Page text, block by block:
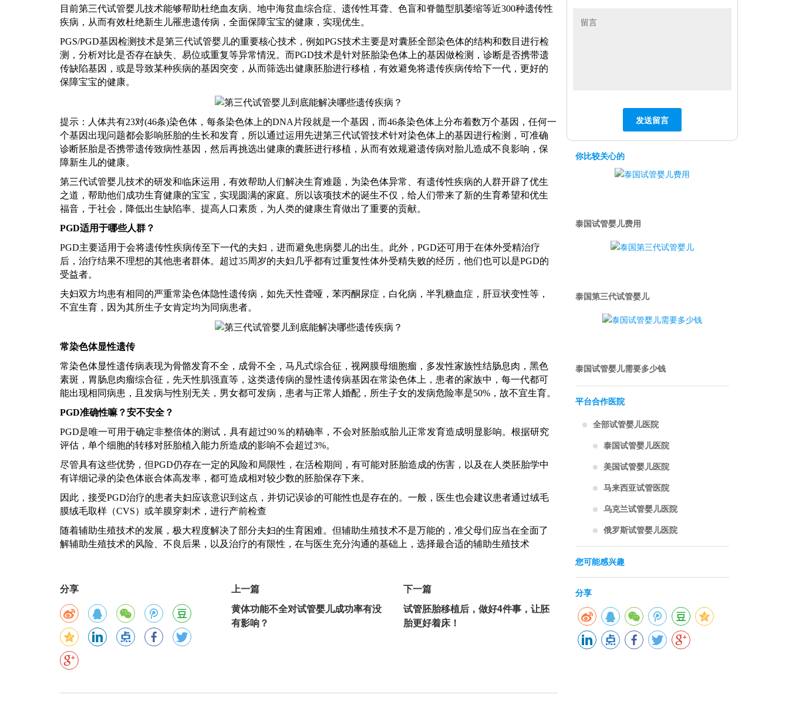
目前第三代试管婴儿技术能够帮助杜绝血友病、地中海贫血综合症、遗传性耳聋、色盲和脊髓型肌萎缩等近300种遗传性
疾病，从而有效杜绝新生儿罹患遗传病，全面保障宝宝的健康，实现优生。
PGS/PGD基因检测技术是第三代试管婴儿的重要核心技术，例如PGS技术主要是对囊胚全部染色体的结构和数目进行检
测，分析对比是否存在缺失、易位或重复等异常情況。而PGD技术是针对胚胎染色体上的基因做检测，诊断是否携带遗
传缺陷基因，或是导致某种疾病的基因突变，从而筛选出健康胚胎进行移植，有效避免将遗传疾病传给下一代，更好的
保障宝宝的健康。
提示：人体共有23对(46条)染色体，每条染色体上的DNA片段就是一个基因，而46条染色体上分布着数万个基因，任何一
个基因出现问题都会影响胚胎的生长和发育，所以通过运用先进第三代试管技术针对染色体上的基因进行检测，可准确
诊断胚胎是否携带遗传致病性基因，然后再挑选出健康的囊胚进行移植，从而有效规避遗传病对胎儿造成不良影响，保
障新生儿的健康。
第三代试管婴儿技术的研发和临床运用，有效帮助人们解决生育难题，为染色体异常、有遗传性疾病的人群开辟了优生
之道，帮助他们成功生育健康的宝宝，实现圆满的家庭。所以该项技术的诞生不仅，给人们带来了新的生育希望和优生
福音，于社会，降低出生缺陷率、提高人口素质，为人类的健康生育做出了重要的贡献。
PGD适用于哪些人群？
PGD主要适用于会将遗传性疾病传至下一代的夫妇，进而避免患病婴儿的出生。此外，PGD还可用于在体外受精治疗
后，治疗结果不理想的其他患者群体。超过35周岁的夫妇几乎都有过重复性体外受精失败的经历，他们也可以是PGD的
受益者。
夫妇双方均患有相同的严重常染色体隐性遗传病，如先天性聋哑，苯丙酮尿症，白化病，半乳糖血症，肝豆状变性等，
不宜生育，因为其所生子女肯定均为同病患者。
常染色体显性遗传
常染色体显性遗传病表现为骨骼发育不全，成骨不全，马凡式综合征，视网膜母细胞瘤，多发性家族性结肠息肉，黑色
素斑，胃肠息肉瘤综合征，先天性肌强直等，这类遗传病的显性遗传病基因在常染色体上，患者的家族中，每一代都可
能出现相同病患，且发病与性别无关，男女都可发病，患者与正常人婚配，所生子女的发病危险率是50%，故不宜生育。
PGD准确性嘛？安不安全？
PGD是唯一可用于确定非整倍体的测试，具有超过90％的精确率，不会对胚胎或胎儿正常发育造成明显影响。根据研究
评估，单个细胞的转移对胚胎植入能力所造成的影响不会超过3%。
尽管具有这些优势，但PGD仍存在一定的风险和局限性，在活检期间，有可能对胚胎造成的伤害，以及在人类胚胎学中
有详细记录的染色体嵌合体高发率，都可造成相对较少数的胚胎保存下来。
因此，接受PGD治疗的患者夫妇应该意识到这点，并切记误诊的可能性也是存在的。一般，医生也会建议患者通过绒毛
膜绒毛取样（CVS）或羊膜穿刺术，进行产前检查
随着辅助生殖技术的发展，极大程度解决了部分夫妇的生育困难。但辅助生殖技术不是万能的，准父母们应当在全面了
解辅助生殖技术的风险、不良后果，以及治疗的有限性，在与医生充分沟通的基础上，选择最合适的辅助生殖技术
分享
上一篇
黄体功能不全对试管婴儿成功率有没
有影响？
下一篇
试管胚胎移植后，做好4件事，让胚
胎更好着床！
你比较关心的
泰国试管婴儿费用
泰国第三代试管婴儿
泰国试管婴儿需要多少钱
平台合作医院
全部试管婴儿医院
泰国试管婴儿医院
美国试管婴儿医院
马来西亚试管医院
乌克兰试管婴儿医院
俄罗斯试管婴儿医院
您可能感兴趣
分享